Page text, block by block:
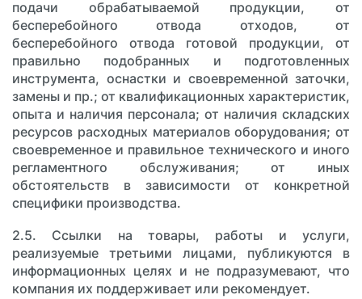
подачи обрабатываемой продукции, от
бесперебойного отвода отходов, от
бесперебойного отвода готовой продукции, от
правильно подобранных и подготовленных
инструмента, оснастки и своевременной заточки,
замены и пр.; от квалификационных характеристик,
опыта и наличия персонала; от наличия складских
ресурсов расходных материалов оборудования; от
своевременное и правильное технического и иного
регламентного обслуживания; от иных
обстоятельств в зависимости от конкретной
специфики производства.
2.5. Ссылки на товары, работы и услуги,
реализуемые третьими лицами, публикуются в
информационных целях и не подразумевают, что
компания их поддерживает или рекомендует.